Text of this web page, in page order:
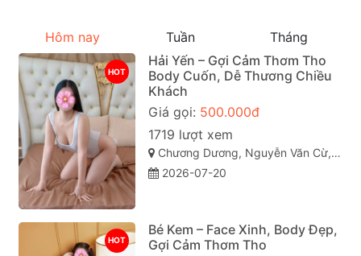
Hôm nay Tuần Tháng
HOT
Hải Yến – Gợi Cảm Thơm Tho
Body Cuốn, Dễ Thương Chiều
Khách
Giá gọi: 500.000đ
1719 lượt xem
Chương Dương, Nguyễn Văn Cừ, Quy Nhơn, Bình Định
2026-07-20
HOT
Bé Kem – Face Xinh, Body Đẹp,
Gợi Cảm Thơm Tho